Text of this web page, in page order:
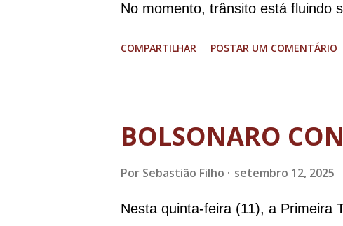
No momento, trânsito está fluindo
COMPARTILHAR POSTAR UM COMENTÁRIO
BOLSONARO
Por Sebastião Filho setembro 12, 2025
Nesta quinta-feira (11), a Primeira